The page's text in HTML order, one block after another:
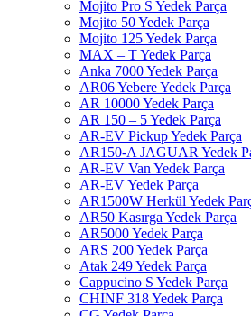
Mojito Pro S Yedek Parça
Mojito 50 Yedek Parça
Mojito 125 Yedek Parça
MAX – T Yedek Parça
Anka 7000 Yedek Parça
AR06 Yebere Yedek Parça
AR 10000 Yedek Parça
AR 150 – 5 Yedek Parça
AR-EV Pickup Yedek Parça
AR150-A JAGUAR Yedek
AR-EV Van Yedek Parça
AR-EV Yedek Parça
AR1500W Herkül Yedek
AR50 Kasırga Yedek Parça
AR5000 Yedek Parça
ARS 200 Yedek Parça
Atak 249 Yedek Parça
Cappucino S Yedek Parça
CHINF 318 Yedek Parça